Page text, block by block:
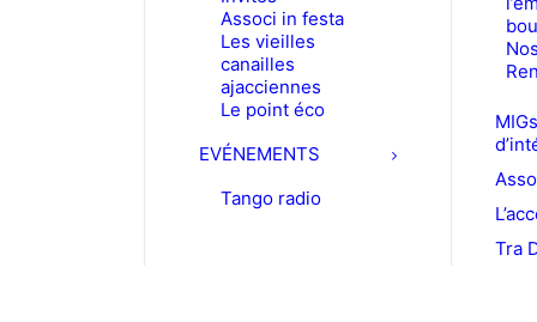
Associ in festa
Les vieilles
canailles
ajacciennes
Le point éco
EVÉNEMENTS
Tango radio
Tra